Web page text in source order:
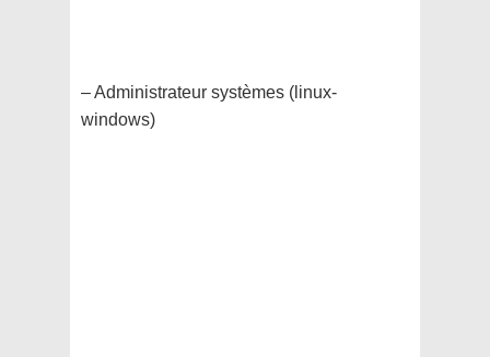
– Administrateur systèmes (linux-
windows)